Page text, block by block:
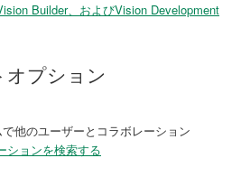
Builder、およびVision Development
オプション
他のユーザーとコラボレーション
ションを検索する